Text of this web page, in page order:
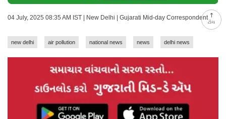
ટોચ
04 July, 2025 08:35 AM IST | New Delhi | Gujarati Mid-day Correspondent
new delhi air pollution national news news delhi news